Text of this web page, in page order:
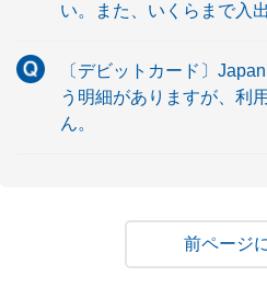
い。また、いくらまで入
〔デビットカード〕
う明細がありますが、利
ん。